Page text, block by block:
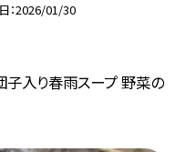
2026/01/30
子入り春雨スープ 野菜の